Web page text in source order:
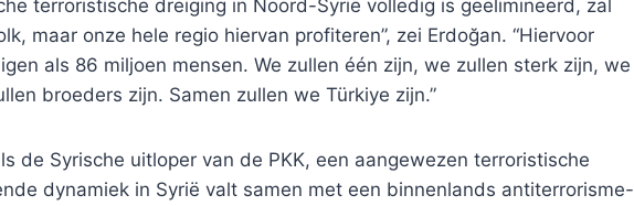
terroristische dreiging in Noord-Syrië volledig is geëlimineerd, zal
maar onze hele regio hiervan profiteren”, zei Erdoğan. “Hiervoor
als 86 miljoen mensen. We zullen één zijn, we zullen sterk zijn, we
broeders zijn. Samen zullen we Türkiye zijn.”
de Syrische uitloper van de PKK, een aangewezen terroristische
dynamiek in Syrië valt samen met een binnenlands antiterrorisme-